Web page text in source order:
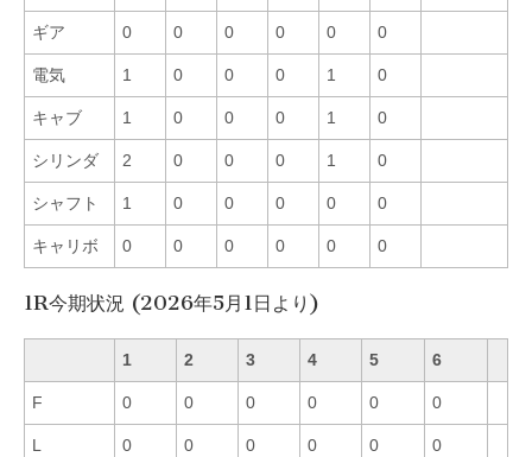
ギア 0 0 0 0 0 0
電気 1 0 0 0 1 0
キャブ 1 0 0 0 1 0
シリンダ 2 0 0 0 1 0
シャフト 1 0 0 0 0 0
キャリボ 0 0 0 0 0 0
1R今期状況 (2026年5月1日より)
1 2 3 4 5 6
F 0 0 0 0 0 0
L 0 0 0 0 0 0